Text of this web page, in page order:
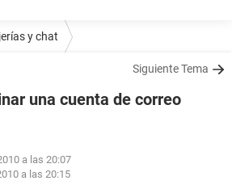
y chat
Siguiente Tema
una cuenta de correo
a las 20:07
a las 20:15